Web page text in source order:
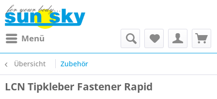
Menü
Übersicht Zubehör
LCN Tipkleber Fastener Rapid